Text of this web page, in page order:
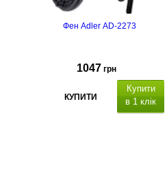
Фен Adler AD-2273
1047 грн
КУПИТИ
Купити
в 1 клік